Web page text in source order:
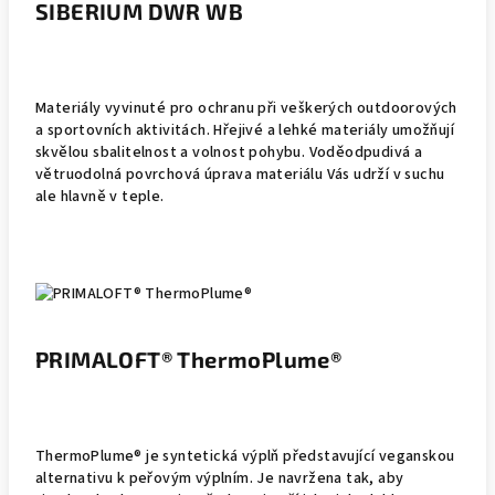
SIBERIUM DWR WB
Materiály vyvinuté pro ochranu při veškerých outdoorových
a sportovních aktivitách. Hřejivé a lehké materiály umožňují
skvělou sbalitelnost a volnost pohybu. Voděodpudivá a
větruodolná povrchová úprava materiálu Vás udrží v suchu
ale hlavně v teple.
PRIMALOFT® ThermoPlume®
ThermoPlume® je syntetická výplň představující veganskou
alternativu k peřovým výplním. Je navržena tak, aby